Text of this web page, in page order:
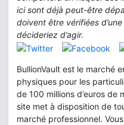
ici sont déjà peut-être
doivent être vérifiées
décideriez d’agir.
BullionVault est le marché
physiques pour les
de 100 millions d’euros de
site met à disposition de
marché professionnel.